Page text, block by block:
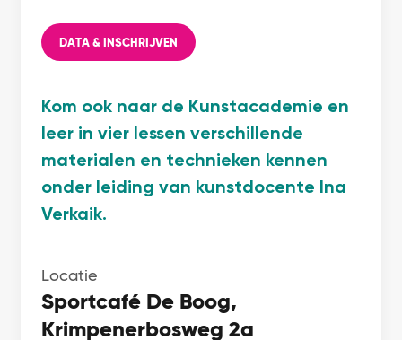
DATA & INSCHRIJVEN
Kom ook naar de Kunstacademie en
leer in vier lessen verschillende
materialen en technieken kennen
onder leiding van kunstdocente Ina
Verkaik.
Locatie
Sportcafé De Boog,
Krimpenerbosweg 2a